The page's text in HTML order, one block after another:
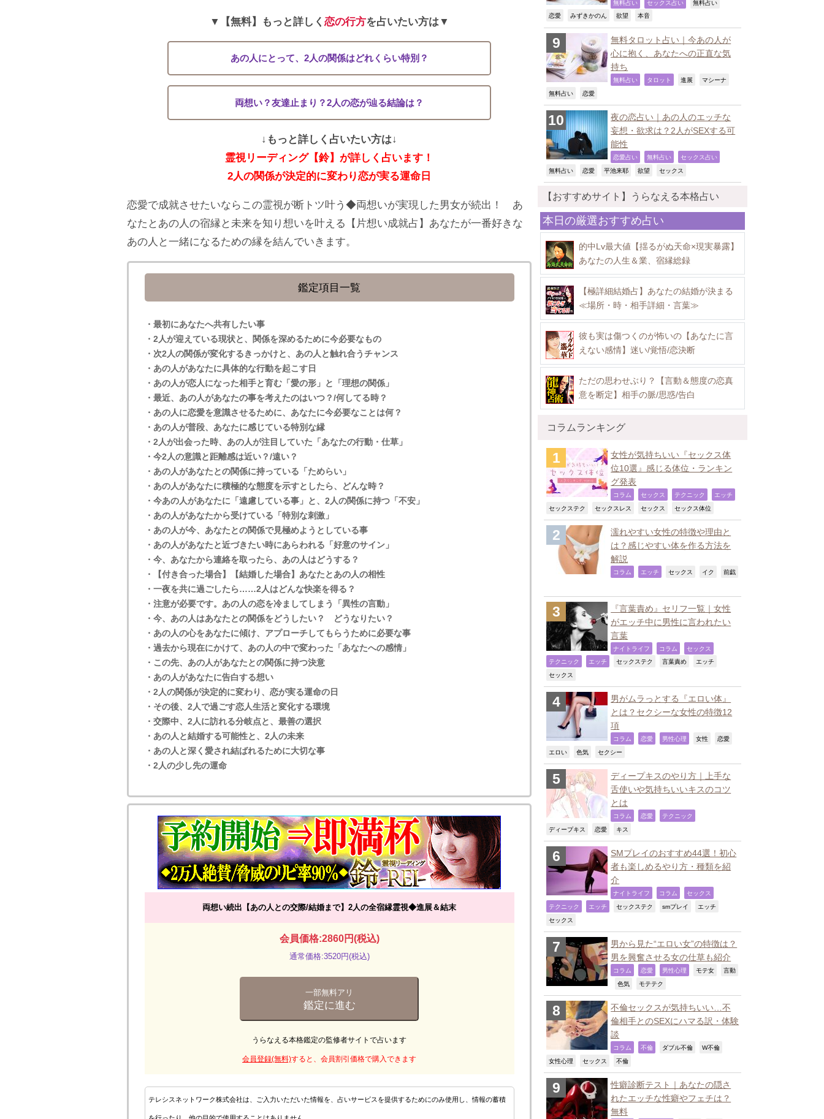
▼【無料】もっと詳しく 恋の行方を占いたい方は▼
あの人にとって、2人の関係はどれくらい特別？
両想い？友達止まり？2人の恋が辿る結論は？
↓もっと詳しく占いたい方は↓
霊視リーディング【鈴】が詳しく占います！
2人の関係が決定的に変わり恋が実る運命日
恋愛で成就させたいならこの霊視が断トツ叶う◆両想いが実現した男女が続出！ あ
なたとあの人の宿縁と未来を知り想いを叶える【片想い成就占】あなたが一番好きな
あの人と一緒になるための縁を結んでいきます。
鑑定項目一覧
・最初にあなたへ共有したい事
・2人が迎えている現状と、関係を深めるために今必要なもの
・次2人の関係が変化するきっかけと、あの人と触れ合うチャンス
・あの人があなたに具体的な行動を起こす日
・あの人が恋人になった相手と育む「愛の形」と「理想の関係」
・最近、あの人があなたの事を考えたのはいつ？/何してる時？
・あの人に恋愛を意識させるために、あなたに今必要なことは何？
・あの人が普段、あなたに感じている特別な縁
・2人が出会った時、あの人が注目していた「あなたの行動・仕草」
・今2人の意識と距離感は近い？/遠い？
・あの人があなたとの関係に持っている「ためらい」
・あの人があなたに積極的な態度を示すとしたら、どんな時？
・今あの人があなたに「遠慮している事」と、2人の関係に持つ「不安」
・あの人があなたから受けている「特別な刺激」
・あの人が今、あなたとの関係で見極めようとしている事
・あの人があなたと近づきたい時にあらわれる「好意のサイン」
・今、あなたから連絡を取ったら、あの人はどうする？
・【付き合った場合】【結婚した場合】あなたとあの人の相性
・一夜を共に過ごしたら……2人はどんな快楽を得る？
・注意が必要です。あの人の恋を冷ましてしまう「異性の言動」
・今、あの人はあなたとの関係をどうしたい？ どうなりたい？
・あの人の心をあなたに傾け、アプローチしてもらうために必要な事
・過去から現在にかけて、あの人の中で変わった「あなたへの感情」
・この先、あの人があなたとの関係に持つ決意
・あの人があなたに告白する想い
・2人の関係が決定的に変わり、恋が実る運命の日
・その後、2人で過ごす恋人生活と変化する環境
・交際中、2人に訪れる分岐点と、最善の選択
・あの人と結婚する可能性と、2人の未来
・あの人と深く愛され結ばれるために大切な事
・2人の少し先の運命
両想い続出【あの人との交際/結婚まで】2人の全宿縁霊視◆進展＆結末
会員価格:2860円(税込)
通常価格:3520円(税込)
一部無料アリ
鑑定に進む
うらなえる本格鑑定の監修者サイトで占います
会員登録(無料)すると、会員割引価格で購入できます
テレシスネットワーク株式会社は、ご入力いただいた情報を、占いサービスを提供するためにのみ使用し、情報の蓄積
無料占い セックス占い 無料占い
恋愛 みずきかのん 欲望 本音
無料タロット占い｜今あの人が
心に抱く、あなたへの正直な気
持ち
無料占い タロット 進展 マシーナ
無料占い 恋愛
夜の恋占い｜あの人のエッチな
妄想・欲求は？2人がSEXする可
能性
恋愛占い 無料占い セックス占い
無料占い 恋愛 平池来耶 欲望 セックス
【おすすめサイト】うらなえる本格占い
本日の厳選おすすめ占い
的中Lv最大値【揺るがぬ天命×現実暴露】
あなたの人生＆業、宿縁総録
【極詳細結婚占】あなたの結婚が決まる
≪場所・時・相手詳細・言葉≫
彼も実は傷つくのが怖いの【あなたに言
えない感情】迷い/覚悟/恋決断
ただの思わせぶり？【言動＆態度の恋真
意を断定】相手の脈/思惑/告白
コラムランキング
女性が気持ちいい『セックス体
位10選』感じる体位・ランキン
グ発表
コラム セックス テクニック エッチ
セックステク セックスレス セックス セックス体位
濡れやすい女性の特徴や理由と
は？感じやすい体を作る方法を
解説
コラム エッチ セックス イク 前戯
『言葉責め』セリフ一覧｜女性
がエッチ中に男性に言われたい
言葉
ナイトライフ コラム セックス
テクニック エッチ セックステク 言葉責め エッチ
セックス
男がムラっとする『エロい体』
とは？セクシーな女性の特徴12
項
コラム 恋愛 男性心理 女性 恋愛
エロい 色気 セクシー
ディープキスのやり方｜上手な
舌使いや気持ちいいキスのコツ
とは
コラム 恋愛 テクニック
ディープキス 恋愛 キス
SMプレイのおすすめ44選！初心
者も楽しめるやり方・種類を紹
介
ナイトライフ コラム セックス
テクニック エッチ セックステク smプレイ エッチ
セックス
男から見た“エロい女”の特徴は？
男を興奮させる女の仕草も紹介
コラム 恋愛 男性心理 モテ女 言動
色気 モテテク
不倫セックスが気持ちいい…不
倫相手とのSEXにハマる訳・体験
談
コラム 不倫 ダブル不倫 W不倫
女性心理 セックス 不倫
性癖診断テスト｜あなたの隠さ
れたエッチな性癖やフェチは？
無料